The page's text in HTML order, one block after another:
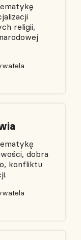
religii,
dobra
konfliktu